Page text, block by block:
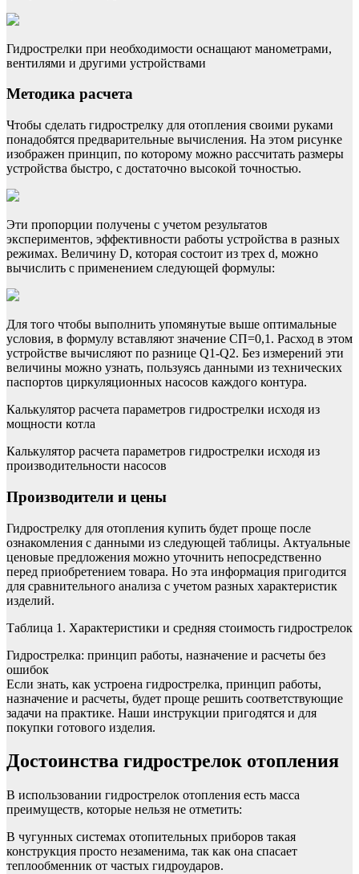
Гидрострелки при необходимости оснащают манометрами,
вентилями и другими устройствами
Методика расчета
Чтобы сделать гидрострелку для отопления своими руками
понадобятся предварительные вычисления. На этом рисунке
изображен принцип, по которому можно рассчитать размеры
устройства быстро, с достаточно высокой точностью.
Эти пропорции получены с учетом результатов
экспериментов, эффективности работы устройства в разных
режимах. Величину D, которая состоит из трех d, можно
вычислить с применением следующей формулы:
Для того чтобы выполнить упомянутые выше оптимальные
условия, в формулу вставляют значение СП=0,1. Расход в этом
устройстве вычисляют по разнице Q1-Q2. Без измерений эти
величины можно узнать, пользуясь данными из технических
паспортов циркуляционных насосов каждого контура.
Калькулятор расчета параметров гидрострелки исходя из
мощности котла
Калькулятор расчета параметров гидрострелки исходя из
производительности насосов
Производители и цены
Гидрострелку для отопления купить будет проще после
ознакомления с данными из следующей таблицы. Актуальные
ценовые предложения можно уточнить непосредственно
перед приобретением товара. Но эта информация пригодится
для сравнительного анализа с учетом разных характеристик
изделий.
Таблица 1. Характеристики и средняя стоимость гидрострелок
Гидрострелка: принцип работы, назначение и расчеты без
ошибок
Если знать, как устроена гидрострелка, принцип работы,
назначение и расчеты, будет проще решить соответствующие
задачи на практике. Наши инструкции пригодятся и для
покупки готового изделия.
Достоинства гидрострелок отопления
В использовании гидрострелок отопления есть масса
преимуществ, которые нельзя не отметить:
В чугунных системах отопительных приборов такая
конструкция просто незаменима, так как она спасает
теплообменник от частых гидроударов.